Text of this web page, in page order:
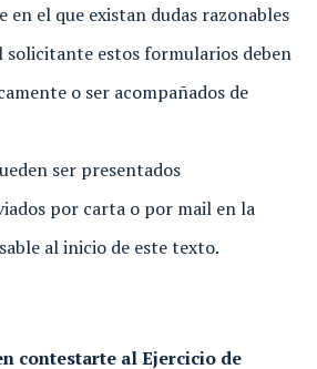
en el que existan dudas razonables
solicitante estos formularios deben
o ser acompañados de
ser presentados
por carta o por mail en la
al inicio de este texto.
contestarte al Ejercicio de